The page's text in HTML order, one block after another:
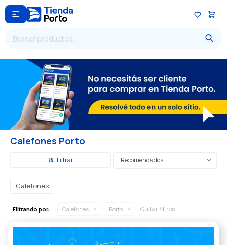

Calefones Porto
Recomendados
Calefones
Filtrando por: Calefones Porto Quitar filtros